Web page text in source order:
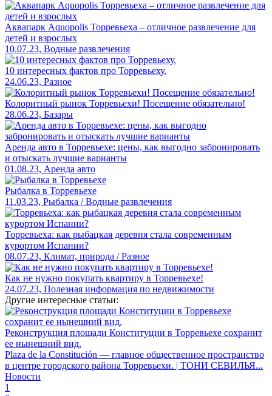
Аквапарк Aquopolis Торревьеха – отличное развлечение для
детей и взрослых
10.07.23, Водные развлечения
10 интересных фактов про Торревьеху.
24.06.23, Разное
Колоритный рынок Торревьехи! Посещение обязательно!
28.06.23, Базары
Аренда авто в Торревьехе: цены, как выгодно забронировать
и отыскать лучшие варианты
01.08.23, Аренда авто
Рыбалка в Торревьехе
11.03.23, Рыбалка / Водные развлечения
Торревьеха: как рыбацкая деревня стала современным
курортом Испании?
08.07.23, Климат, природа / Разное
Как не нужно покупать квартиру в Торревьехе!
24.07.23, Полезная информация по недвижимости
Другие интересные статьи:
Реконструкция площади Конституции в Торревьехе сохранит
ее нынешний вид.
Plaza de la Constitución — главное общественное пространство
в центре городского района Торревьехи. | ТОНИ СЕВИЛЬЯ...
Новости
1